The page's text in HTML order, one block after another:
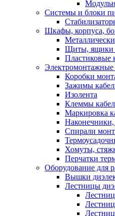
Системы и блоки
Шкафы, корпуса,
Щиты, ящики
Пластиковые
Электромонтажные
Коробки
Зажимы
Изолента
Клеммы
Маркировка
Наконечники,
Спирали
Хомуты,
Перчатки
Оборудование для
Вышки
Лестницы